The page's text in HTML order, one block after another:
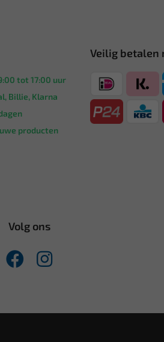
tot 17:00 uur
Billie, Klarna
producten
Veilig betalen
Volg ons